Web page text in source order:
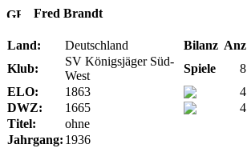
Fred Brandt
Land: Deutschland Bilanz Anz
Klub:
SV Königsjäger Süd-
West
Spiele 8
ELO:
1863 4
DWZ:
1665 4
Titel:
ohne
Jahrgang: 1936